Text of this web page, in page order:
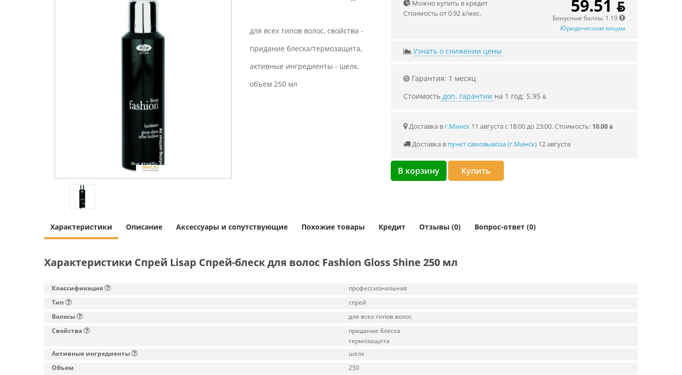
для всех типов волос, свойства -
придание блеска/термозащита,
активные ингредиенты - шелк,
объем 250 мл
Можно купить в кредит
Стоимость от 0.92 ƃ/мec.
59.51 ƃ
Бонусные баллы: 1.19
Юридическим лицам
Узнать о снижении цены
Гарантия: 1 месяц
Стоимостьдоп. гарантии на 1 год: 5.95 ƃ
Доставка в г.Минск11 августа с 18:00 до 23:00.Стоимость: 10.00 ƃ
Доставка в пункт самовывоза (г.Минск)12 августа
В корзину Купить
Характеристики Описание Аксессуары и сопутствующие Похожие товары Кредит Отзывы (0) Вопрос-ответ (0)
Характеристики Спрей Lisap Спрей-блеск для волос Fashion Gloss Shine 250 мл
Классификация
профессиональная
Тип
спрей
Волосы
для всех типов волос
Свойства
придание блеска
термозащита
Активные ингредиенты
шелк
Объем
250